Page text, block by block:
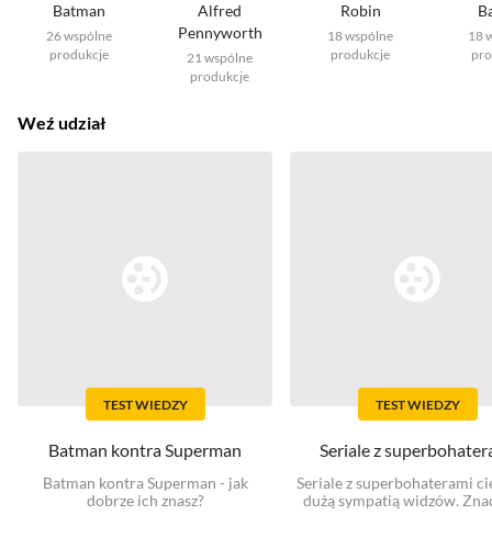
Batman
26wspólne
produkcje
Alfred
Pennyworth
21wspólne
produkcje
Robin
18wspólne
produkcje
18
Weź udział
TEST WIEDZY
Batman kontra Superman
Batman kontra Superman - jak
dobrze ich znasz?
TEST WIEDZY
Seriale z
Seriale z superbohaterami
dużą sympatią widzów.